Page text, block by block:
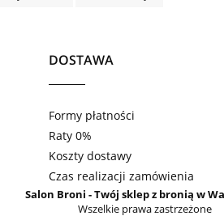
DOSTAWA
Formy płatności
Raty 0%
Koszty dostawy
Czas realizacji zamówienia
Salon Broni - Twój sklep z bronią w
Wszelkie prawa zastrzeżone